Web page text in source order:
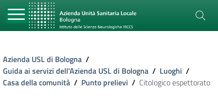
Azienda USL di Bologna /
Guida ai servizi dell'Azienda USL di Bologna / Luoghi /
Casa della comunità / Punto prelievi / Citologico espettorato